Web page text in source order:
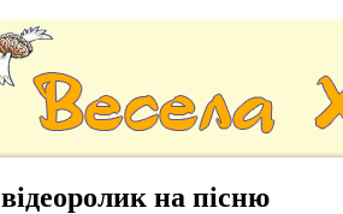
відеоролик на пісню